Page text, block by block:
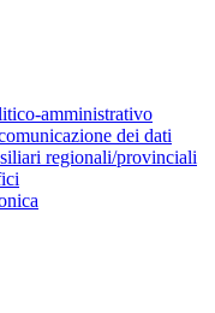
amministrativo
dei dati
regionali/provinciali